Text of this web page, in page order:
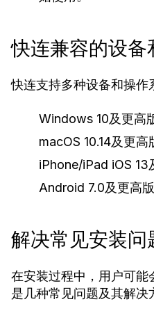
快连兼容的设
快连支持多种设备和操作
Windows 10及更高
macOS 10.14及更高
iPhone/iPad iOS 13
Android 7.0及更高
解决常见安装
在安装过程中，用户可
是几种常见问题及其解决